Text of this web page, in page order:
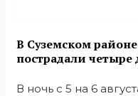
В Суземском
пострадали четыре
В ночь с 5 на 6